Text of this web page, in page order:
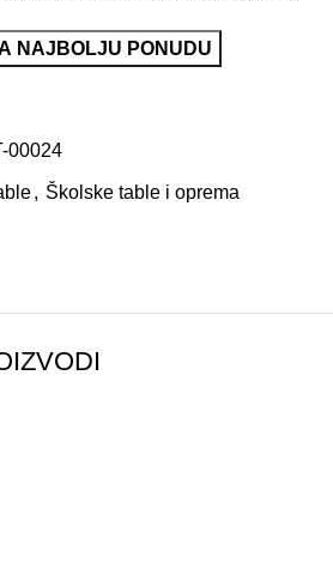
NAJBOLJU PONUDU
00024
, Školske table i oprema